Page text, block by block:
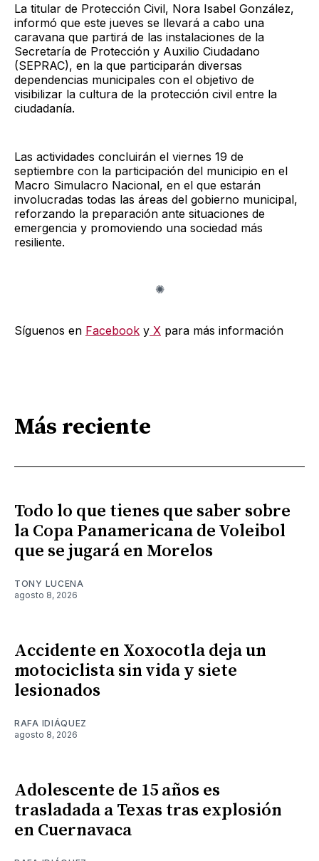
La titular de Protección Civil, Nora Isabel González,
informó que este jueves se llevará a cabo una
caravana que partirá de las instalaciones de la
Secretaría de Protección y Auxilio Ciudadano
(SEPRAC), en la que participarán diversas
dependencias municipales con el objetivo de
visibilizar la cultura de la protección civil entre la
ciudadanía.
Las actividades concluirán el viernes 19 de
septiembre con la participación del municipio en el
Macro Simulacro Nacional, en el que estarán
involucradas todas las áreas del gobierno municipal,
reforzando la preparación ante situaciones de
emergencia y promoviendo una sociedad más
resiliente.
Síguenos en Facebook y X para más información
Más reciente
Todo lo que tienes que saber sobre
la Copa Panamericana de Voleibol
que se jugará en Morelos
TONY LUCENA
agosto 8, 2026
Accidente en Xoxocotla deja un
motociclista sin vida y siete
lesionados
RAFA IDIÁQUEZ
agosto 8, 2026
Adolescente de 15 años es
trasladada a Texas tras explosión
en Cuernavaca